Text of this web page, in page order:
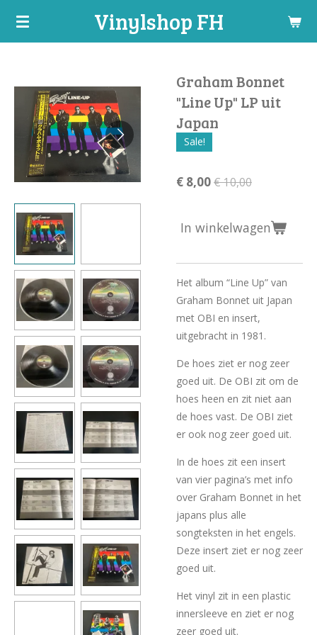
Ga
hoofdinhoud
Vinylshop FH
Graham Bonnet
"Line Up" LP uit
Japan
Sale!
€ 8,00€ 10,00
In winkelwagen
Het album “Line Up” van
Graham Bonnet uit Japan
met OBI en insert,
uitgebracht in 1981.
De hoes ziet er nog zeer
goed uit. De OBI zit om de
hoes heen en zit niet aan
de hoes vast. De OBI ziet
er ook nog zeer goed uit.
In de hoes zit een insert
van vier pagina’s met info
over Graham Bonnet in het
japans plus alle
songteksten in het engels.
Deze insert ziet er nog zeer
goed uit.
Het vinyl zit in een plastic
innersleeve en ziet er nog
zeer goed uit.